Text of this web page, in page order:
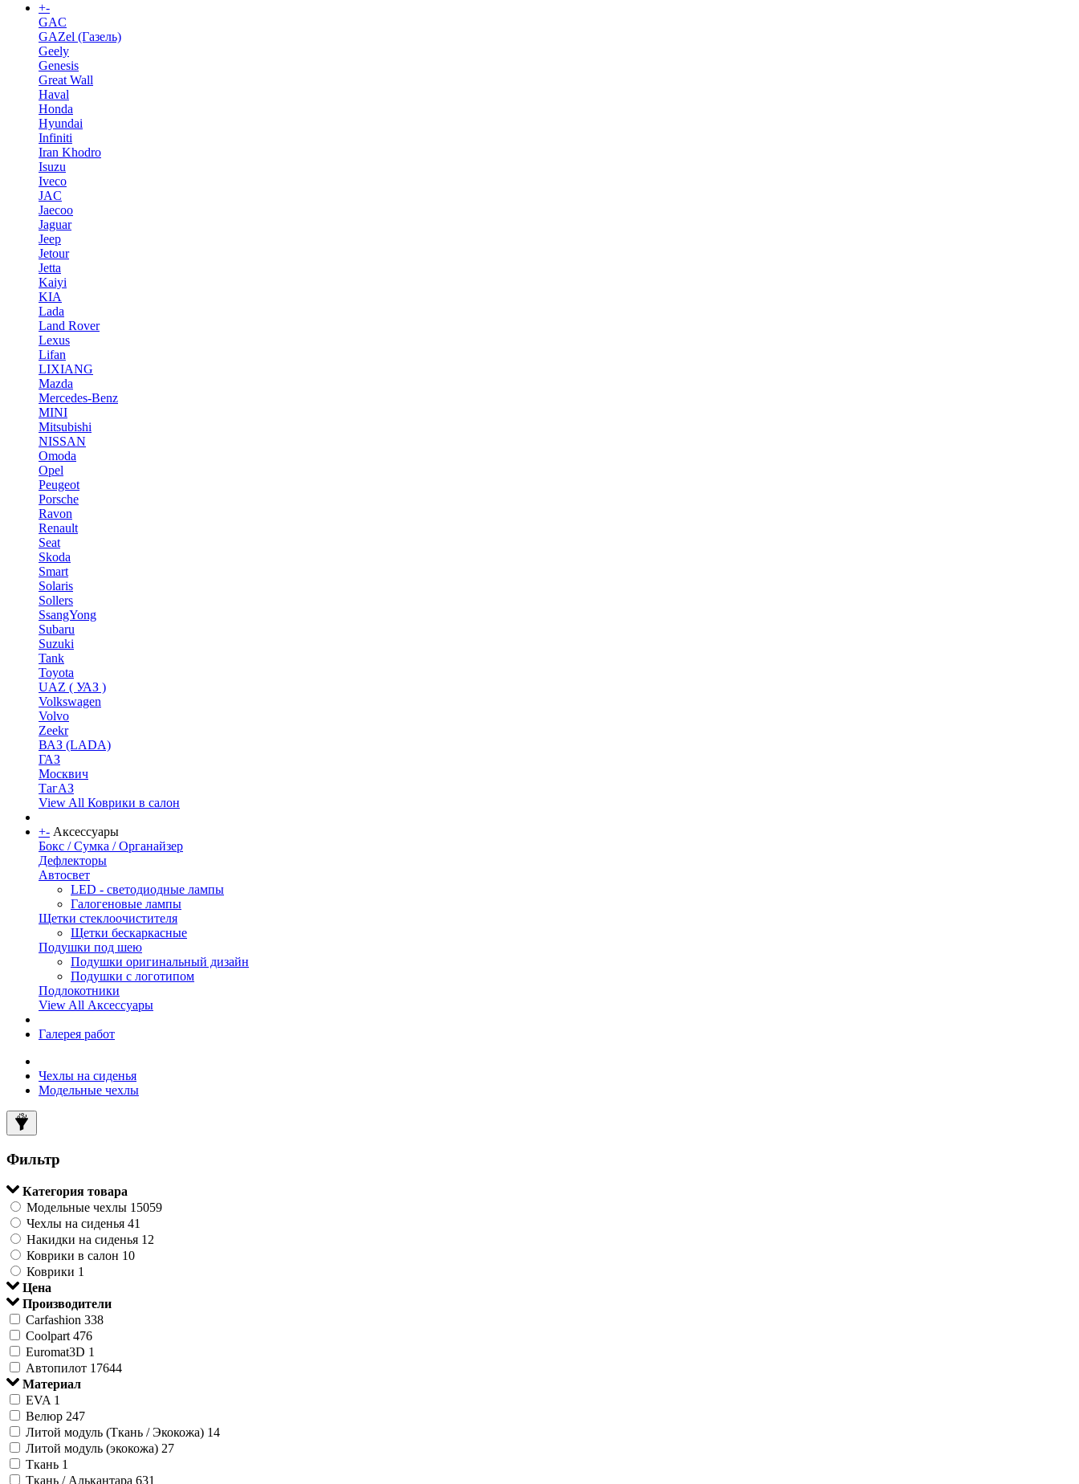
+-
GAC
GAZel (Газель)
Geely
Genesis
Great Wall
Haval
Honda
Hyundai
Infiniti
Iran Khodro
Isuzu
Iveco
JAC
Jaecoo
Jaguar
Jeep
Jetour
Jetta
Kaiyi
KIA
Lada
Land Rover
Lexus
Lifan
LIXIANG
Mazda
Mercedes-Benz
MINI
Mitsubishi
NISSAN
Omoda
Opel
Peugeot
Porsche
Ravon
Renault
Seat
Skoda
Smart
Solaris
Sollers
SsangYong
Subaru
Suzuki
Tank
Toyota
UAZ ( УАЗ )
Volkswagen
Volvo
Zeekr
ВАЗ (LADA)
ГАЗ
Москвич
ТагАЗ
View All Коврики в салон
+- Аксессуары
Бокс / Сумка / Органайзер
Дефлекторы
Автосвет
LED - светодиодные лампы
Галогеновые лампы
Щетки стеклоочистителя
Щетки бескаркасные
Подушки под шею
Подушки оригинальный дизайн
Подушки с логотипом
Подлокотники
View All Аксессуары
Галерея работ
Чехлы на сиденья
Модельные чехлы
Фильтр
Категория товара
Модельные чехлы 15059
Чехлы на сиденья 41
Накидки на сиденья 12
Коврики в салон 10
Коврики 1
Цена
Производители
Carfashion 338
Coolpart 476
Euromat3D 1
Автопилот 17644
Материал
EVA 1
Велюр 247
Литой модуль (Ткань / Экокожа) 14
Литой модуль (экокожа) 27
Ткань 1
Ткань / Алькантара 631